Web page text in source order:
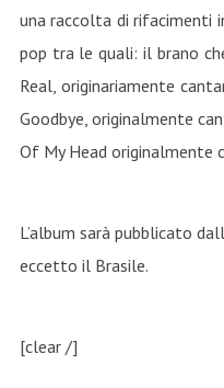
una raccolta di rifacimenti
pop tra le quali: il brano
Real, originariamente
Goodbye, originalmente
Of My Head originalmente
L’album sarà pubblicato
eccetto il Brasile.
[clear /]